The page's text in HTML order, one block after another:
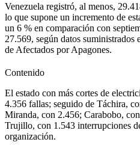
Venezuela registró, al menos,
lo que supone un incremento de
un 6 % en comparación con
27.569, según datos suministrados
de Afectados por Apagones.
Contenido
El estado con más cortes de
4.356 fallas; seguido de Táchira,
Miranda, con 2.456; Carabobo,
Trujillo, con 1.543 interrupciones
organización.